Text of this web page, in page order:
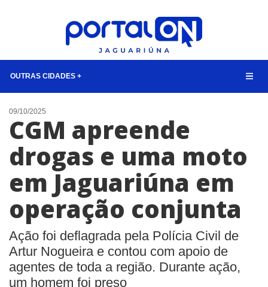
OUTRAS CIDADES +
NOTÍCIAS
LISTA DIGITAL
CONTATO
BUSCAR
09/10/2025
CGM apreende
drogas e uma moto
em Jaguariúna em
operação conjunta
Ação foi deflagrada pela Polícia Civil de
Artur Nogueira e contou com apoio de
agentes de toda a região. Durante ação,
um homem foi preso